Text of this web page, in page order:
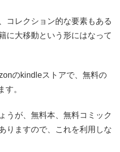
コレクション的な要素もある
に大移動という形にはなって
のkindleストアで、無料の
す。
うが、無料本、無料コミック
りますので、これを利用しな